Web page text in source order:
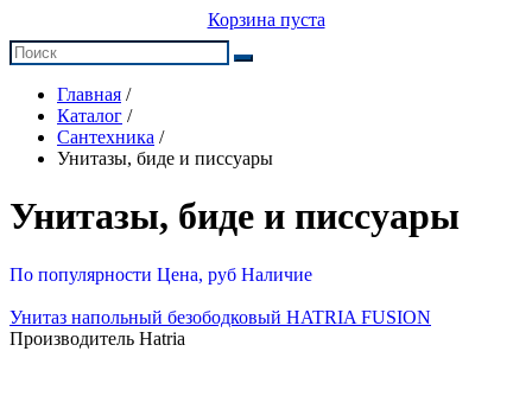
Корзина пуста
Главная /
Каталог /
Сантехника /
Унитазы, биде и писсуары
Унитазы, биде и писсуары
По популярности Цена, руб Наличие
Унитаз напольный безободковый HATRIA FUSION
Производитель Hatria